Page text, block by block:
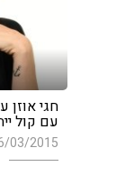
חגי אוזן
עם קול
03/2015